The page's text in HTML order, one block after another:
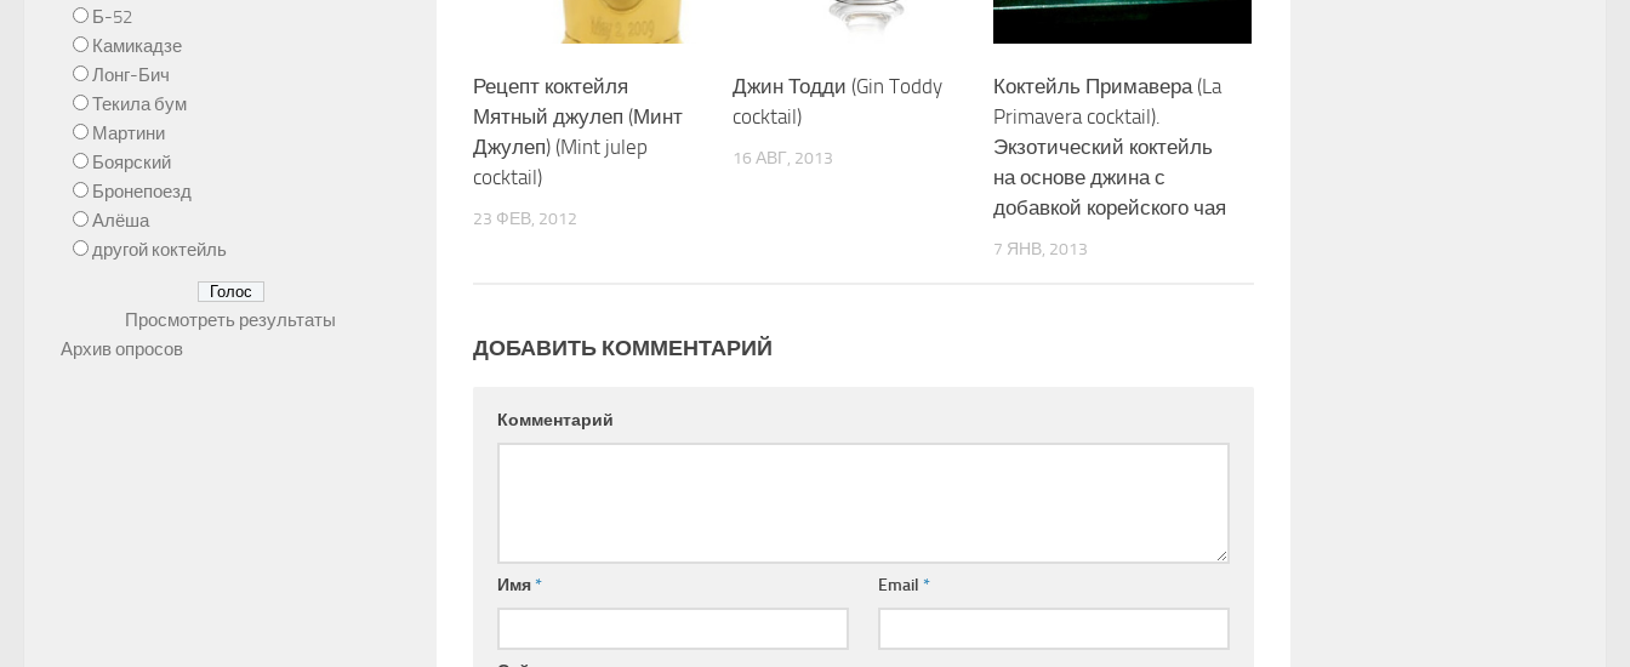
Рецепт коктейля
Мятный джулеп (Минт
Джулеп) (Mint julep
cocktail)
23 ФЕВ, 2012
Джин Тодди (Gin Toddy
cocktail)
16 АВГ, 2013
Коктейль Примавера (La
Primavera cocktail).
Экзотический коктейль
на основе джина с
добавкой корейского чая
7 ЯНВ, 2013
ДОБАВИТЬ КОММЕНТАРИЙ
Комментарий
Имя* Email*
Б-52
Камикадзе
Лонг-Бич
Текила бум
Мартини
Боярский
Бронепоезд
Алёша
другой коктейль
Просмотреть результаты
Архив опросов